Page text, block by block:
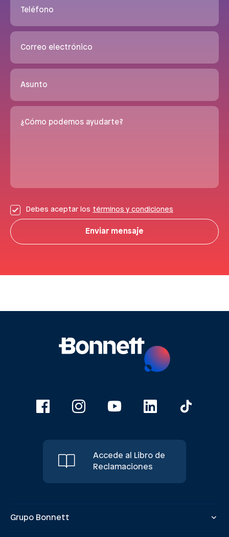
Teléfono
Correo electrónico
Asunto
¿Cómo podemos ayudarte?
Debes aceptar los términos y condiciones
Enviar mensaje
Accede al Libro de
Reclamaciones
Grupo Bonnett